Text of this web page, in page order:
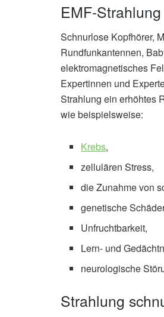
EMF-
Schnurlose Kopfhörer,
Rundfunkantennen,
elektromagnetisches
Expertinnen und
Strahlung ein erhöhtes
wie beispielsweise:
Krebs,
zellulären Stress,
die Zunahme von
genetische
Unfruchtbarkeit,
Lern- und
neurologische
Strahlung